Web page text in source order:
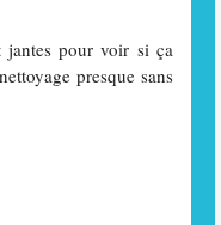
jantes pour voir si ça
presque sans